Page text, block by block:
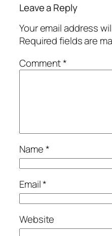
Leave a Reply
Your email address
Required fields are
Comment*
Name*
Email*
Website